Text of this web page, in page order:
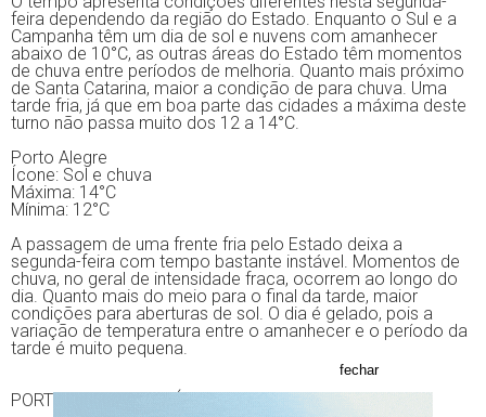
feira dependendo da região do Estado. Enquanto o Sul e a
Campanha têm um dia de sol e nuvens com amanhecer
abaixo de 10°C, as outras áreas do Estado têm momentos
de chuva entre períodos de melhoria. Quanto mais próximo
de Santa Catarina, maior a condição de para chuva. Uma
tarde fria, já que em boa parte das cidades a máxima deste
turno não passa muito dos 12 a 14°C.
Porto Alegre
Ícone: Sol e chuva
Máxima: 14°C
Mínima: 12°C
A passagem de uma frente fria pelo Estado deixa a
segunda-feira com tempo bastante instável. Momentos de
chuva, no geral de intensidade fraca, ocorrem ao longo do
dia. Quanto mais do meio para o final da tarde, maior
condições para aberturas de sol. O dia é gelado, pois a
variação de temperatura entre o amanhecer e o período da
tarde é muito pequena.
PORTO ALEGRE – PRÓXIMOS CINCO DIAS
fechar